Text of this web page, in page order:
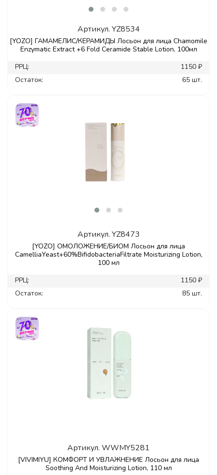
Артикул. YZ8534
[YOZO] ГАМАМЕЛИС/КЕРАМИДЫ Лосьон для лица Chamomile
Enzymatic Extract +6 Fold Ceramide Stable Lotion, 100мл
РРЦ:
1150 ₽
Остаток:
65 шт.
Артикул. YZ8473
[YOZO] ОМОЛОЖЕНИЕ/БИОМ Лосьон для лица
CamelliaYeast+60%BifidobacteriaFiltrate Moisturizing Lotion,
100 мл
РРЦ:
1150 ₽
Остаток:
85 шт.
Артикул. WWMY5281
[VIVIMIYU] КОМФОРТ И УВЛАЖНЕНИЕ Лосьон для лица
Soothing And Moisturizing Lotion, 110 мл